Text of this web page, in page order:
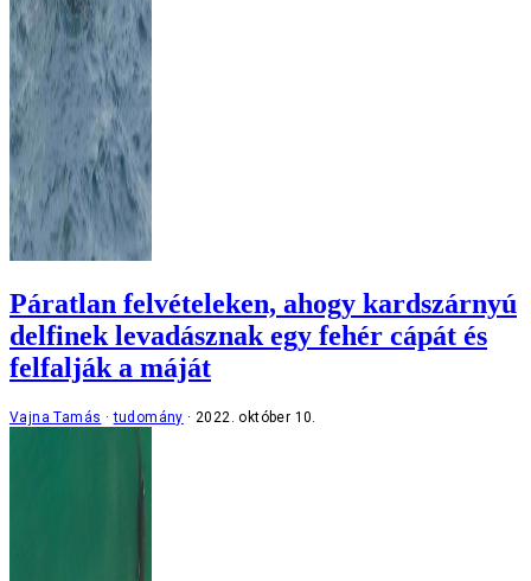
Páratlan felvételeken, ahogy kardszárnyú
delfinek levadásznak egy fehér cápát és
felfalják a máját
Vajna Tamás tudomány 2022. október 10.